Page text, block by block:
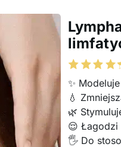
✨
💧
🌿
😌 Łagodzi
🖐️ Do